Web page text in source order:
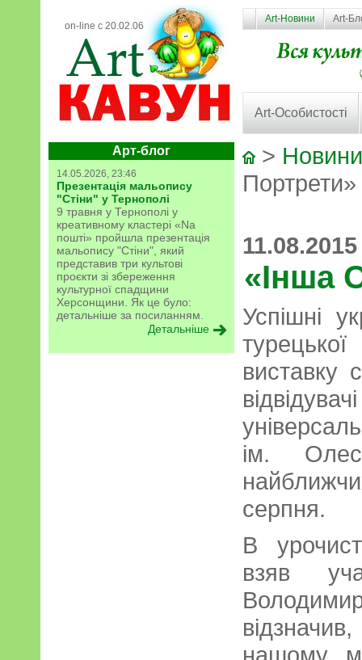
on-line с 20.02.06
Art-Новини Art-
Art-Особистості
Арт-блог
14.05.2026, 23:46
Презентація мальопису
"Стіни" у Тернополі
9 травня у Тернополі у
креативному кластері «Na
пошті» пройшла презентація
мальопису "Стіни", який
представив три культові
проєкти зі збереження
культурної спадщини
Херсонщини. Як це було:
детальніше за посиланням.
Детальніше
>
Портрети»
«Інша
Успішні
виставку
ім.
серпня.
В
взяв